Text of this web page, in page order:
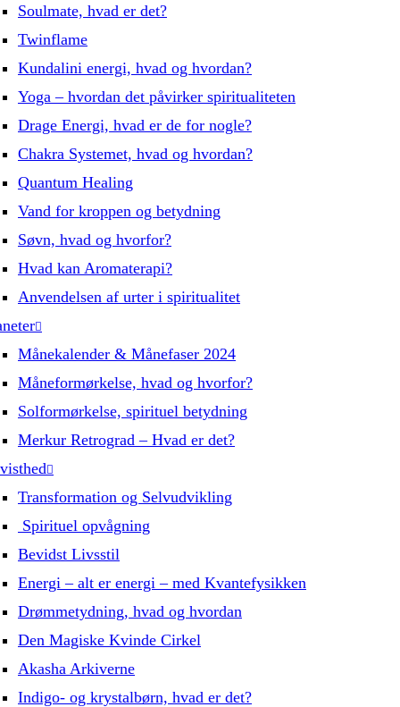
Soulmate, hvad er det?
Twinflame
Kundalini energi, hvad og hvordan?
Yoga – hvordan det påvirker spiritualiteten
Drage Energi, hvad er de for nogle?
Chakra Systemet, hvad og hvordan?
Quantum Healing
Vand for kroppen og betydning
Søvn, hvad og hvorfor?
Hvad kan Aromaterapi?
Anvendelsen af urter i spiritualitet
Månekalender & Månefaser 2024
Måneformørkelse, hvad og hvorfor?
Solformørkelse, spirituel betydning
Merkur Retrograd – Hvad er det?
Transformation og Selvudvikling
Spirituel opvågning
Bevidst Livsstil
Energi – alt er energi – med Kvantefysikken
Drømmetydning, hvad og hvordan
Den Magiske Kvinde Cirkel
Akasha Arkiverne
Indigo- og krystalbørn, hvad er det?